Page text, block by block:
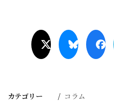
カテゴリー コラム